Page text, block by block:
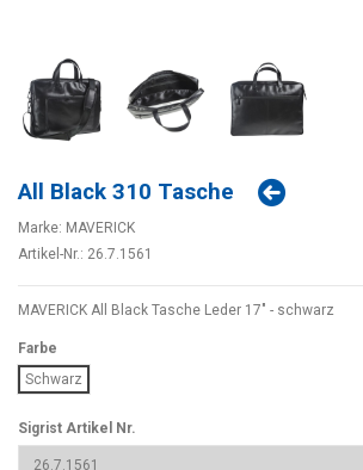
All Black 310 Tasche
Marke: MAVERICK
Artikel-Nr.: 26.7.1561
MAVERICK All Black Tasche Leder 17" - schwarz
Farbe
Schwarz
Sigrist Artikel Nr.